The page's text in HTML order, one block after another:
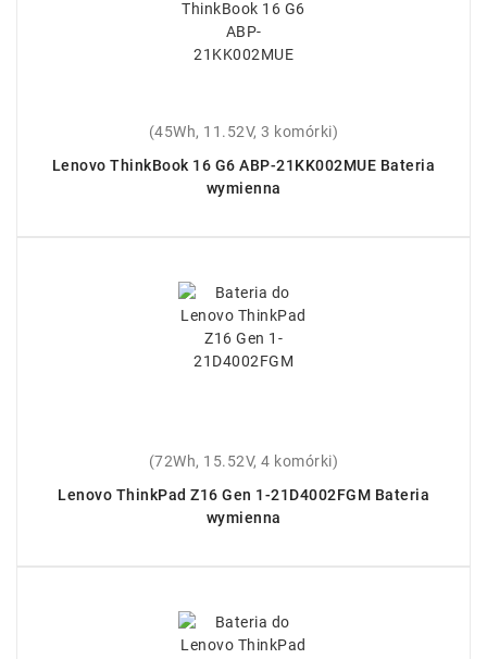
(45Wh, 11.52V, 3 komórki)
Lenovo ThinkBook 16 G6 ABP-21KK002MUE Bateria
wymienna
(72Wh, 15.52V, 4 komórki)
Lenovo ThinkPad Z16 Gen 1-21D4002FGM Bateria
wymienna